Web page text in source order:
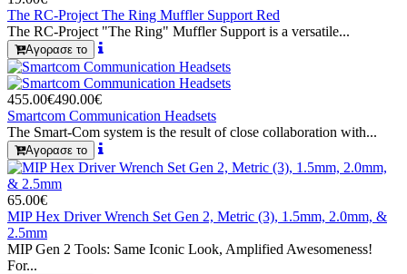
The RC-Project The Ring Muffler Support Red
The RC-Project "The Ring" Muffler Support is a versatile...
Αγορασε το
455.00€490.00€
Smartcom Communication Headsets
The Smart-Com system is the result of close collaboration with...
Αγορασε το
65.00€
MIP Hex Driver Wrench Set Gen 2, Metric (3), 1.5mm, 2.0mm, &
2.5mm
MIP Gen 2 Tools: Same Iconic Look, Amplified Awesomeness!
For...